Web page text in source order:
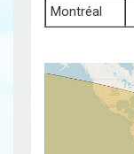
Montréal